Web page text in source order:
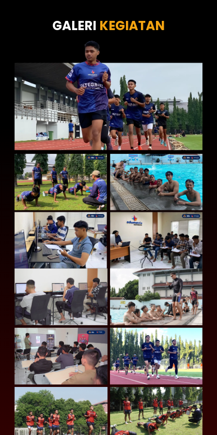
Tes Kepribadian
GALERI KEGIATAN